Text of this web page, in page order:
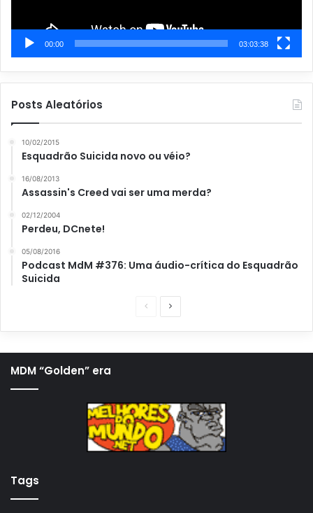
00:00 03:03:38
Posts Aleatórios
10/02/2015
Esquadrão Suicida novo ou véio?
16/08/2013
Assassin's Creed vai ser uma merda?
02/12/2004
Perdeu, DCnete!
05/08/2016
Podcast MdM #376: Uma áudio-crítica do Esquadrão
Suicida
a
a
n
m
a
p
MDM “Golden” era
Tags